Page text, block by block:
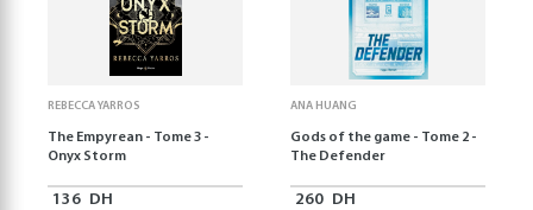
REBECCA YARROS
The Empyrean - Tome 3 -
Onyx Storm
136 DH
ANA HUANG
Gods of the game - Tome 2 -
The Defender
260 DH